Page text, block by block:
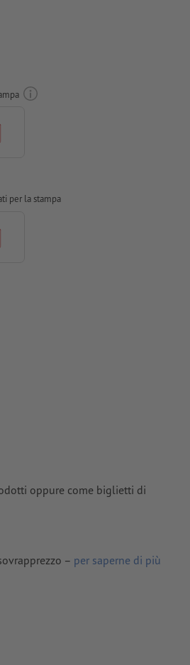
per la stampa
oppure come biglietti di
– per saperne di più